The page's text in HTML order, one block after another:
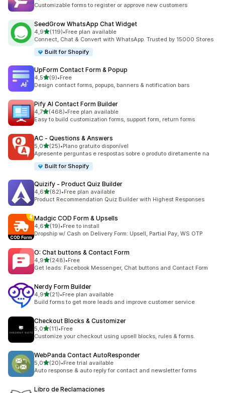
Customizable forms to register or approve new customers
SeedGrow WhatsApp Chat Widget
4,9de 5 estrelas
(119)
119 total de avaliações
•Free plan available
Connect, Chat & Convert with WhatsApp. Trusted by 15000 Stores
Built for Shopify
UpForm Contact Form & Popup
4,5de 5 estrelas
(9)
9 total de avaliações
•Free
Design contact forms, popups, banners & notification bars
Pify AI Contact Form Builder
4,7de 5 estrelas
(468)
468 total de avaliações
•Free plan available
Easy to build customization forms, support form, return forms
AC ‑ Questions & Answers
5,0de 5 estrelas
(25)
25 total de avaliações
•Plano gratuito disponível
Apresente perguntas e respostas sobre o produto diretamente na
Built for Shopify
Quizify ‑ Product Quiz Builder
4,6de 5 estrelas
(82)
82 total de avaliações
•Free plan available
Product Recommendation Quiz Builder with Highest Responses
Madgic COD Form & Upsells
4,6de 5 estrelas
(19)
19 total de avaliações
•Free to install
Dropship w/ Cash on Delivery Form: Upsell, Partial Pay, WS OTP
O: Chat buttons & Contact Form
4,9de 5 estrelas
(248)
248 total de avaliações
•Free
Get leads: Facebook Messenger, Chat buttons and Contact Form
Nerdy Form Builder
4,9de 5 estrelas
(21)
21 total de avaliações
•Free plan available
Build forms to get more leads and improve customer service
Checkout Blocks & Customizer
5,0de 5 estrelas
(11)
11 total de avaliações
•Free
Customize your checkout using upsell blocks, rules & forms.
WebPanda Contact AutoResponder
5,0de 5 estrelas
(20)
20 total de avaliações
•Free trial available
Auto response & auto reply for contact and newsletter forms
Libro de Reclamaciones